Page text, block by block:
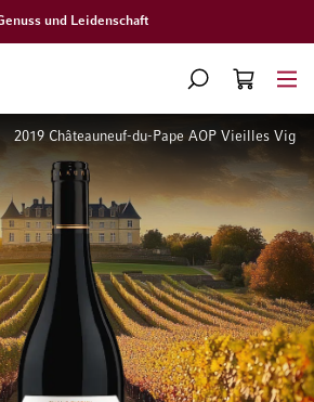
Gratislieferung ab CHF 300.–
SUCHE
WARENKORB
2019 Châteauneuf-du-Pape AOP Vieilles
Zum Ende der Bildgalerie springen
Zum Anfang der